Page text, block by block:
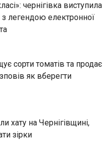
чернігівка виступила
з легендою електронної
сорти томатів та продає
як вберегти
хату на Чернігівщині,
зірки